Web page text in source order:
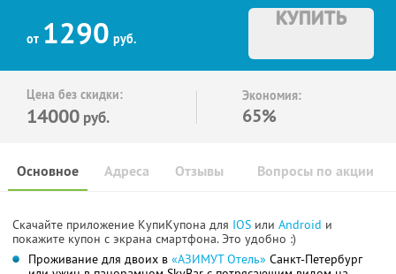
от 1290 руб.
КУПИТЬ
Цена без скидки:
14000 руб.
Экономия:
65%
Основное Отзывы Вопросы по акции
Адреса
Скачайте приложение КупиКупона для IOS или Android и
покажите купон с экрана смартфона. Это удобно :)
Проживание для двоих в «АЗИМУТ Отель» Санкт-Петербург